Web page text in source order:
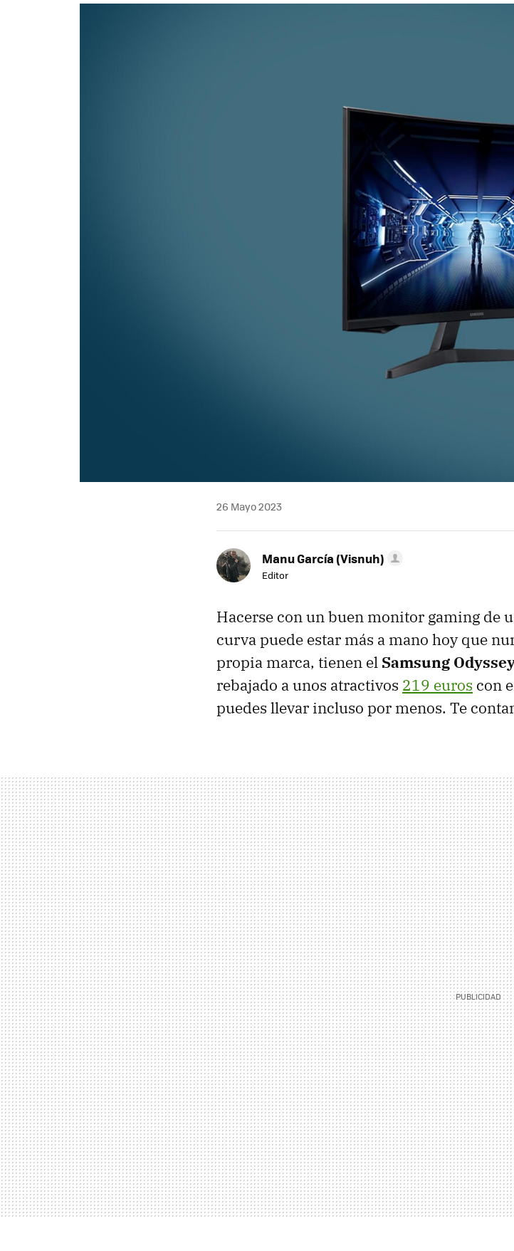
26 Mayo 2023
Manu García (Visnuh)
Editor
Hacerse con un buen monitor gaming de
curva puede estar más a mano hoy que
propia marca, tienen el Samsung
rebajado a unos atractivos 219 euros con
puedes llevar incluso por menos. Te